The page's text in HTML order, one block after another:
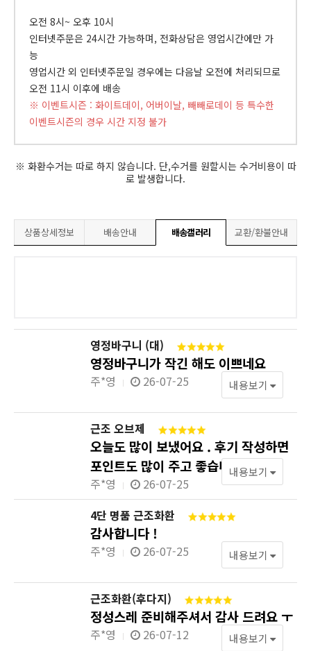
오전 8시~ 오후 10시
인터넷주문은 24시간 가능하며, 전화상담은 영업시간에만 가
능
영업시간 외 인터넷주문일 경우에는 다음날 오전에 처리되므로
오전 11시 이후에 배송
※ 이벤트시즌 : 화이트데이, 어버이날, 빼빼로데이 등 특수한
이벤트시즌의 경우 시간 지정 불가
※ 화환수거는 따로 하지 않습니다. 단,수거를 원할시는 수거비용이 따
로 발생합니다.
상품상세정보 배송안내 배송갤러리 교환/환불안내
영정바구니 (대)
영정바구니가 작긴 해도 이쁘네요
주*영 26-07-25 내용보기
근조 오브제
오늘도 많이 보냈어요 . 후기 작성하면
포인트도 많이 주고 좋습니다
주*영 26-07-25
내용보기
4단 명품 근조화환
감사합니다 !
주*영 26-07-25 내용보기
근조화환(후다지)
정성스레 준비해주셔서 감사 드려요 ㅜ
주*영 26-07-12 내용보기